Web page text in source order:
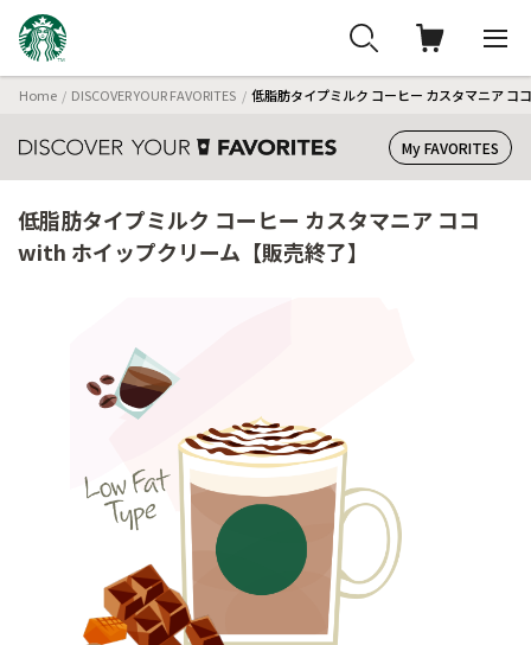
Home DISCOVER YOUR FAVORITES 低脂肪タイプミルク コーヒー カスタマニア コ
My FAVORITES
低脂肪タイプミルク コーヒー カスタマニア ココ
with ホイップクリーム【販売終了】